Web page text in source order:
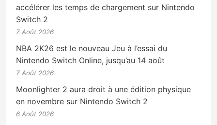
accélérer les temps de chargement sur Nintendo
Switch 2
7 Août 2026
NBA 2K26 est le nouveau Jeu à l’essai du
Nintendo Switch Online, jusqu’au 14 août
7 Août 2026
Moonlighter 2 aura droit à une édition physique
en novembre sur Nintendo Switch 2
6 Août 2026